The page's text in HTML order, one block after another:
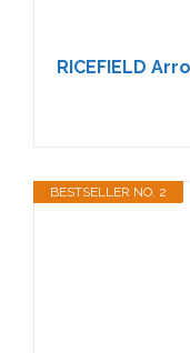
RICEFIELD
BESTSELLER NO. 2